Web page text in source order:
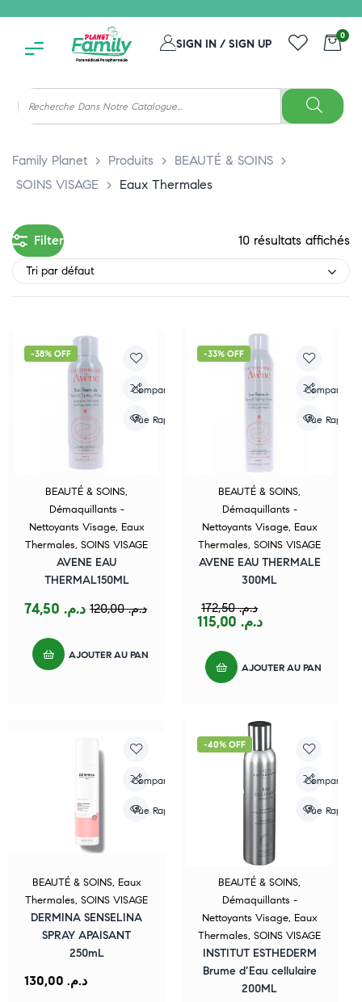
SIGN IN / SIGN UP
0
Family Planet > Produits > BEAUTÉ & SOINS >
SOINS VISAGE
> Eaux Thermales
Filter 10 résultats affichés
Tri par défaut
-38% OFF
Compare
Vue Rapide
BEAUTÉ & SOINS,
Démaquillants -
Nettoyants Visage, Eaux
Thermales, SOINS VISAGE
AVENE EAU
THERMAL150ML
د.م.120,00 د.م.
AJOUTER AU PANIER
-33% OFF
Compare
Vue Rapide
BEAUTÉ & SOINS,
Démaquillants -
Nettoyants Visage, Eaux
Thermales, SOINS VISAGE
AVENE EAU THERMALE
300ML
د.م.172,50
د.م.
AJOUTER AU PANIER
Compare
Vue Rapide
BEAUTÉ & SOINS, Eaux
Thermales, SOINS VISAGE
DERMINA SENSELINA
SPRAY APAISANT
250mL
د.م.
-40% OFF
Compare
Vue Rapide
BEAUTÉ & SOINS,
Démaquillants -
Nettoyants Visage, Eaux
Thermales, SOINS VISAGE
INSTITUT ESTHEDERM
Brume d’Eau cellulaire
200ML